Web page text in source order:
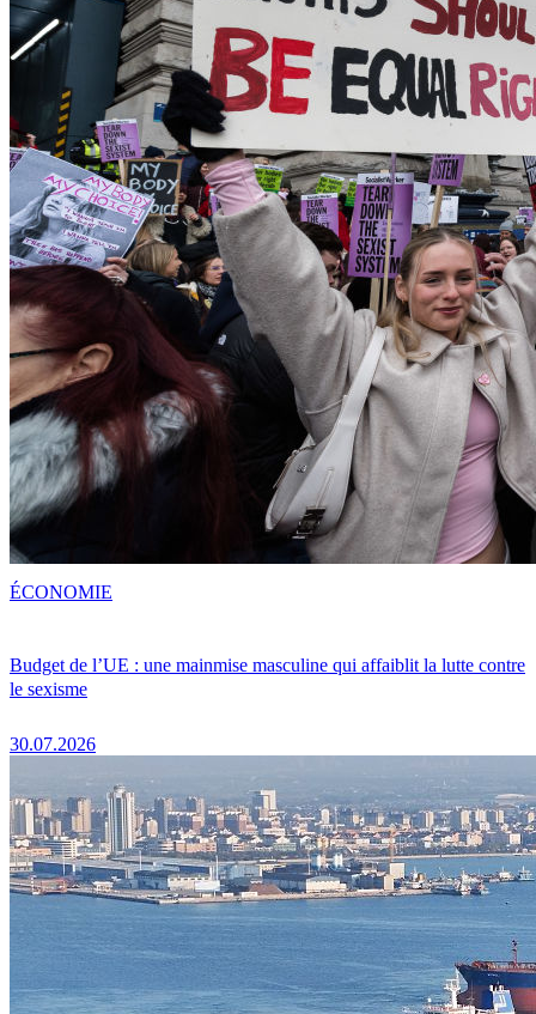
Budget de l’UE : une mainmise masculine qui affaiblit la lutte contre
le sexisme
30.07.2026
ÉCONOMIE